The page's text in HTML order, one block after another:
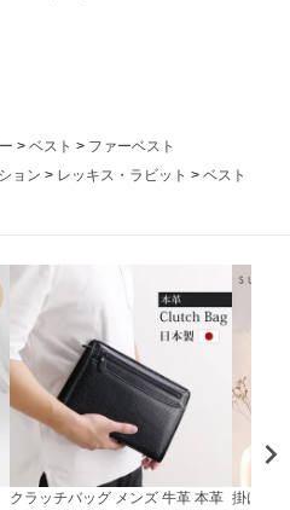
ベスト
ファーベスト
ョン レッキス・ラビット ベスト
クラッチバッグ メンズ 牛革 本革 掛け時